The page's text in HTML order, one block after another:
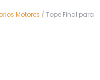
Motores / Tope Final para